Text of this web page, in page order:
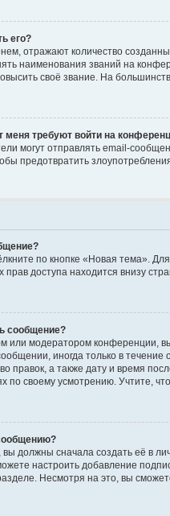
его?
отражают количество
наименования званий на
своё звание. На
меня требуют войти на
могут отправлять email-
предотвратить
по кнопке «Новая тема».
прав доступа находится внизу
сообщение?
или модератором конференции,
иногда только в
правок, а также дату и время
по своему усмотрению. Учтите,
должны сначала создать её в
настроить добавление
Несмотря на это, вы